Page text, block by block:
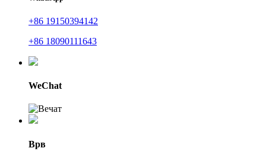
+86 19150394142
+86 18090111643
WeChat
Врв